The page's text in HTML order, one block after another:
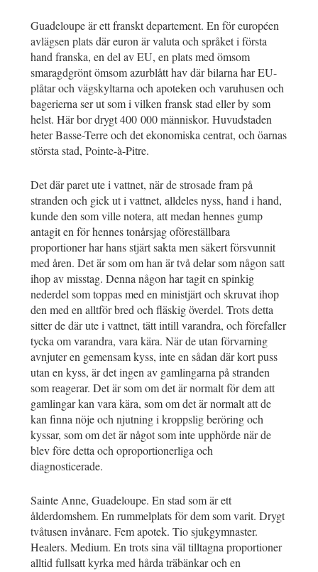
Guadeloupe är ett franskt departement. En för européen
avlägsen plats där euron är valuta och språket i första
hand franska, en del av EU, en plats med ömsom
smaragdgrönt ömsom azurblått hav där bilarna har EU-
plåtar och vägskyltarna och apoteken och varuhusen och
bagerierna ser ut som i vilken fransk stad eller by som
helst. Här bor drygt 400 000 människor. Huvudstaden
heter Basse-Terre och det ekonomiska centrat, och öarnas
största stad, Pointe-à-Pitre.
Det där paret ute i vattnet, när de strosade fram på
stranden och gick ut i vattnet, alldeles nyss, hand i hand,
kunde den som ville notera, att medan hennes gump
antagit en för hennes tonårsjag oföreställbara
proportioner har hans stjärt sakta men säkert försvunnit
med åren. Det är som om han är två delar som någon satt
ihop av misstag. Denna någon har tagit en spinkig
nederdel som toppas med en ministjärt och skruvat ihop
den med en alltför bred och fläskig överdel. Trots detta
sitter de där ute i vattnet, tätt intill varandra, och förefaller
tycka om varandra, vara kära. När de utan förvarning
avnjuter en gemensam kyss, inte en sådan där kort puss
utan en kyss, är det ingen av gamlingarna på stranden
som reagerar. Det är som om det är normalt för dem att
gamlingar kan vara kära, som om det är normalt att de
kan finna nöje och njutning i kroppslig beröring och
kyssar, som om det är något som inte upphörde när de
blev före detta och oproportionerliga och
diagnosticerade.
Sainte Anne, Guadeloupe. En stad som är ett
ålderdomshem. En rummelplats för dem som varit. Drygt
tvåtusen invånare. Fem apotek. Tio sjukgymnaster.
Healers. Medium. En trots sina väl tilltagna proportioner
alltid fullsatt kyrka med hårda träbänkar och en